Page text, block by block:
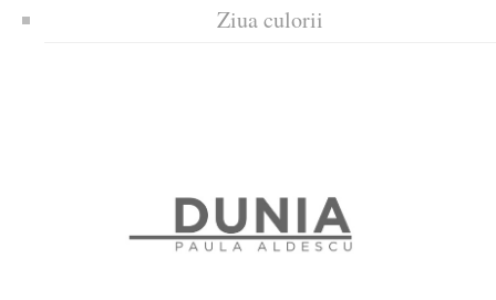
Ziua culorii